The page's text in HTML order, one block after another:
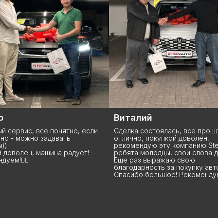
все прошло
покупкой доволен,
эту компанию StepAuto,
свои слова держат!
выражаю свою
Анна
Данную компанию знаю
покупаю у них уже не первое
что хочу сказать: Ребята, вы
вы лучшие, я бы сказала!
высшем уровне, начиная от
машины до сделки и даже
эксплуатации. Всегда помогут,